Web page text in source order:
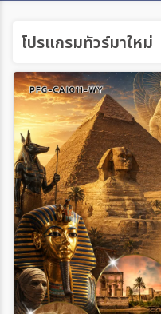
โปรแกรมทัวร์มาใหม่